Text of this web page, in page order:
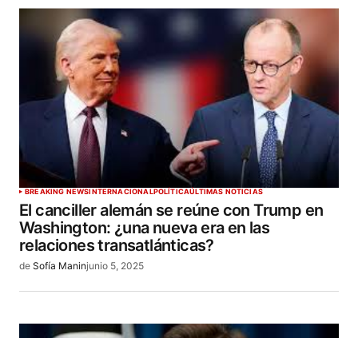
BREAKING NEWSINTERNACIONALPOLÍTICAÚLTIMAS NOTICIAS
El canciller alemán se reúne con Trump en
Washington: ¿una nueva era en las
relaciones transatlánticas?
de Sofía Maninjunio 5, 2025